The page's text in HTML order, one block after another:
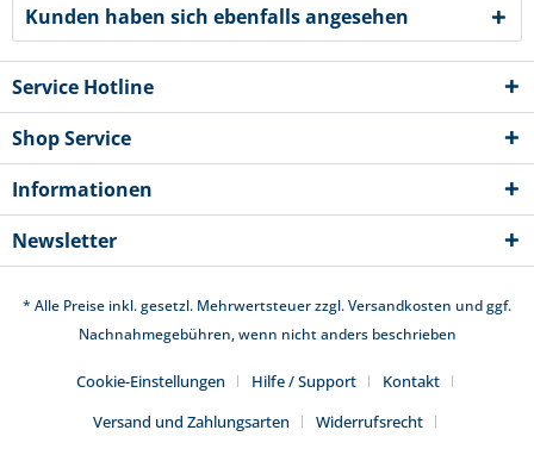
Kunden haben sich ebenfalls angesehen
Service Hotline
Shop Service
Informationen
Newsletter
* Alle Preise inkl. gesetzl. Mehrwertsteuer zzgl.Versandkosten und ggf.
Nachnahmegebühren, wenn nicht anders beschrieben
Cookie-Einstellungen Hilfe / Support
Kontakt
Versand und Zahlungsarten
Widerrufsrecht